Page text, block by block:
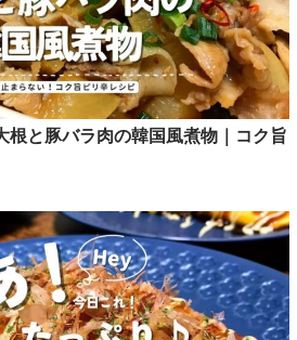
根と豚バラ肉の韓国風煮物｜コク旨